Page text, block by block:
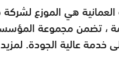
العمانية هي الموزع
، تضمن مجموعة المؤسسة